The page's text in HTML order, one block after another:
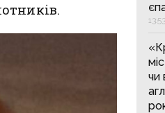
13:53
чи